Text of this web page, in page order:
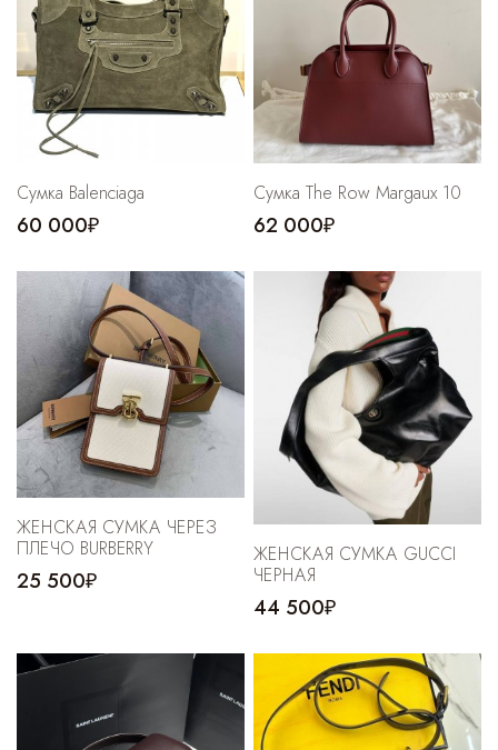
Сумка Balenciaga
60 000₽
Сумка The Row Margaux 10
62 000₽
ЖЕНСКАЯ СУМКА ЧЕРЕЗ
ПЛЕЧО BURBERRY
25 500₽
ЖЕНСКАЯ СУМКА GUCCI
ЧЕРНАЯ
44 500₽
Cпортивные брюки
Комбинезоны